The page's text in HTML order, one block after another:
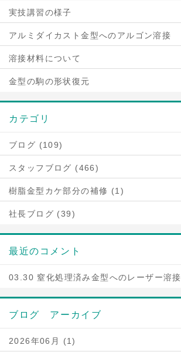
実技講習の様子
アルミダイカスト金型へのアルゴン溶接
溶接材料について
金型の駒の形状復元
カテゴリ
ブログ (109)
スタッフブログ (466)
樹脂金型カケ部分の補修 (1)
社長ブログ (39)
最近のコメント
03.30 窒化処理済み金型へのレーザー溶接
ブログ アーカイブ
2026年06月 (1)